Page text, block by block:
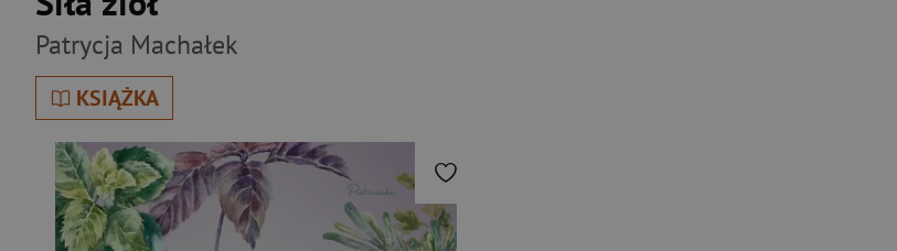
Patrycja Machałek
KSIĄŻKA